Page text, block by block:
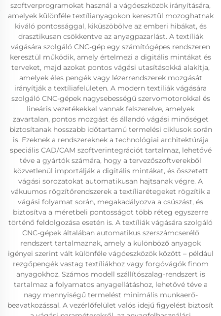
szoftverprogramokat használ a vágóeszközök irányítására,
amelyek különféle textílianyagokon keresztül mozoghatnak
kiváló pontossággal, kiküszöbölve az emberi hibákat, és
drasztikusan csökkentve az anyagpazarlást. A textíliák
vágására szolgáló CNC-gép egy számítógépes rendszeren
keresztül működik, amely értelmezi a digitális mintákat és
terveket, majd azokat pontos vágási utasításokká alakítja,
amelyek éles pengék vagy lézerrendszerek mozgását
irányítják a textíliafelületen. A modern textíliák vágására
szolgáló CNC-gépek nagysebességű szervomotorokkal és
lineáris vezetékekkel vannak felszerelve, amelyek
zavartalan, pontos mozgást és állandó vágási minőséget
biztosítanak hosszabb időtartamú termelési ciklusok során
is. Ezeknek a rendszereknek a technológiai architektúrája
speciális CAD/CAM szoftverintegrációt tartalmaz, lehetővé
téve a gyártók számára, hogy a tervezőszoftverekből
közvetlenül importálják a digitális mintákat, és összetett
vágási sorozatokat automatikusan hajtsanak végre. A
vákuumos rögzítőrendszerek a textíliarétegeket rögzítik a
vágási folyamat során, megakadályozva a csúszást, és
biztosítva a méretbeli pontosságot több réteg egyszerre
történő feldolgozása esetén is. A textíliák vágására szolgáló
CNC-gépek általában automatikus szerszámcserélő
rendszert tartalmaznak, amely a különböző anyagok
igényei szerint vált különféle vágóeszközök között – például
rezgőpengék vastag textíliákhoz vagy forgóvágók finom
anyagokhoz. Számos modell szállítószalag-rendszert is
tartalmaz a folyamatos anyagellátáshoz, lehetővé téve a
nagy mennyiségű termelést minimális munkaerő-
beavatkozással. A vezérlőfelület valós idejű figyelést biztosít